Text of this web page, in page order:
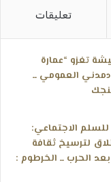
تعليقات
تغزو “عمارة
العمومي ــ
الاجتماعي:
لترسيخ ثقافة
الحرب ــ الخرطوم :